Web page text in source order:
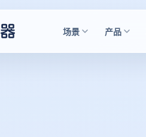
场景 产品